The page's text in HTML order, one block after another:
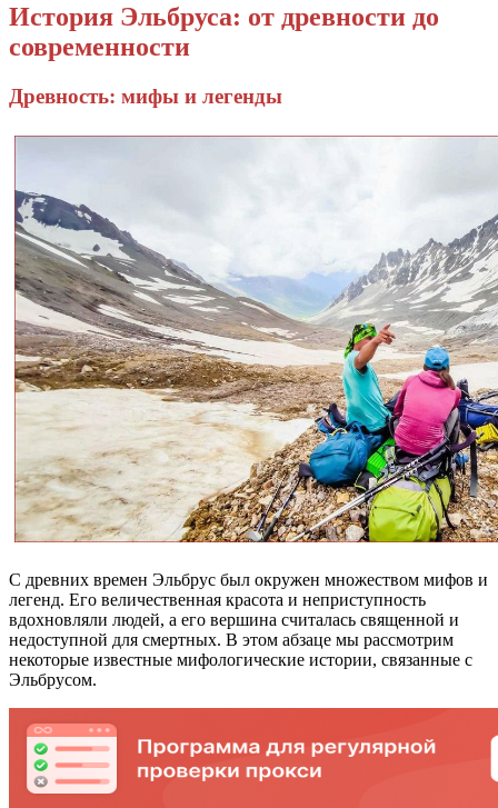
История Эльбруса: от древности до
современности
Древность: мифы и легенды
С древних времен Эльбрус был окружен множеством мифов и
легенд. Его величественная красота и неприступность
вдохновляли людей, а его вершина считалась священной и
недоступной для смертных. В этом абзаце мы рассмотрим
некоторые известные мифологические истории, связанные с
Эльбрусом.